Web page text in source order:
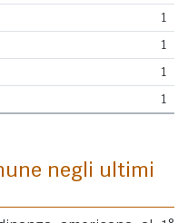
1
1
1
1
negli ultimi